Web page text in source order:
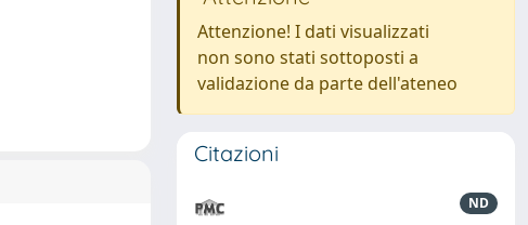
Attenzione! I dati visualizzati
non sono stati sottoposti a
validazione da parte dell'ateneo
Citazioni
ND